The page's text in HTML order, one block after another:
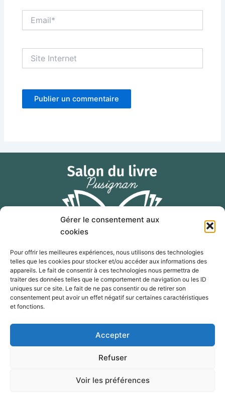
Gérer le consentement aux
cookies
Pour offrir les meilleures expériences, nous utilisons des technologies
telles que les cookies pour stocker et/ou accéder aux informations des
appareils. Le fait de consentir à ces technologies nous permettra de
traiter des données telles que le comportement de navigation ou les ID
uniques sur ce site. Le fait de ne pas consentir ou de retirer son
consentement peut avoir un effet négatif sur certaines caractéristiques
et fonctions.
Accepter
Refuser
Voir les préférences
Internet
F
a
c
e
o
k
I
n
s
t
g
r
a
m
E
n
v
e
o
e
Télécharger l'affiche 2026
© 2024 Salon du livre Pusignan 2024 par Livres Passion
3S Comm’–Mentions légales